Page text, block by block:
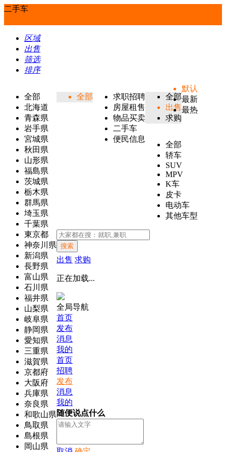
二手车
区域
出售
筛选
排序
全部
北海道
青森県
岩手県
宮城県
秋田県
山形県
福島県
茨城県
栃木県
群馬県
埼玉県
千葉県
東京都
神奈川県
新潟県
長野県
富山県
石川県
福井県
山梨県
岐阜県
静岡県
愛知県
三重県
滋賀県
京都府
大阪府
兵庫県
奈良県
和歌山県
鳥取県
島根県
岡山県
全部
求职招聘
房屋租售
物品买卖
二手车
便民信息
全部
出售
求购
全部
轿车
SUV
MPV
K车
皮卡
电动车
其他车型
默认
最新
最热
搜索
出售 求购
正在加载...
全局导航
首页
发布
消息
我的
首页
招聘
发布
消息
我的
随便说点什么